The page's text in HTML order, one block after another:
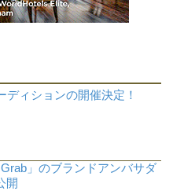
ディションの開催決定！
」のブランドアンバサダ
開